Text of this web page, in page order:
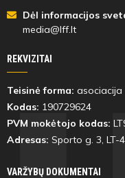
Dėl informacijos
media@lff.lt
REKVIZITAI
Teisinė forma: asociacija
Kodas: 190729624
PVM mokėtojo kodas:
Adresas: Sporto g. 3, LT-
VARŽYBŲ DOKUMENTAI